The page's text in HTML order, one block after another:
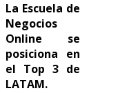
La Escuela de
Negocios
Online se
posiciona en
el Top 3 de
LATAM.